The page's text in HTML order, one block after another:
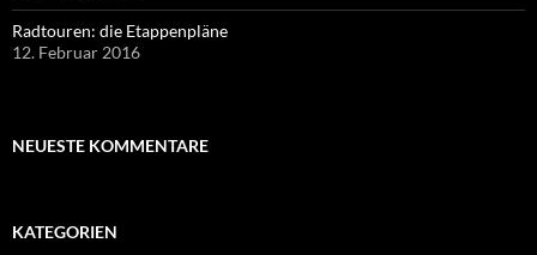
Radtouren: die Etappenpläne
12. Februar 2016
NEUESTE KOMMENTARE
KATEGORIEN